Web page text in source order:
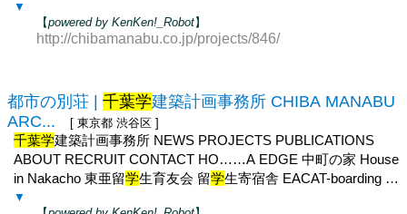
▼
【powered by KenKen!_Robot】
http://chibamanabu.co.jp/projects/846/
都市の別荘 | 千葉学建築計画事務所 CHIBA MANABU
ARC...
[ 東京都 渋谷区 ]
千葉学建築計画事務所 NEWS PROJECTS PUBLICATIONS
ABOUT RECRUIT CONTACT HO……A EDGE 中町の家 House
in Nakacho 東亜留学生育友会 留学生寄宿舎 EACAT-boarding …
▼